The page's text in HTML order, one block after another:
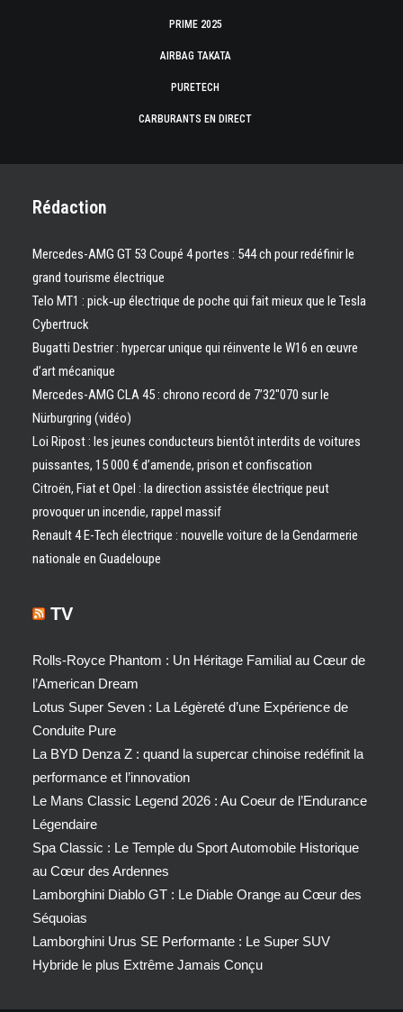
PRIME 2025
AIRBAG TAKATA
PURETECH
CARBURANTS EN DIRECT
Rédaction
Mercedes-AMG GT 53 Coupé 4 portes : 544 ch pour redéfinir le
grand tourisme électrique
Telo MT1 : pick‑up électrique de poche qui fait mieux que le Tesla
Cybertruck
Bugatti Destrier : hypercar unique qui réinvente le W16 en œuvre
d’art mécanique
Mercedes-AMG CLA 45 : chrono record de 7’32″070 sur le
Nürburgring (vidéo)
Loi Ripost : les jeunes conducteurs bientôt interdits de voitures
puissantes, 15 000 € d’amende, prison et confiscation
Citroën, Fiat et Opel : la direction assistée électrique peut
provoquer un incendie, rappel massif
Renault 4 E-Tech électrique : nouvelle voiture de la Gendarmerie
nationale en Guadeloupe
TV
Rolls-Royce Phantom : Un Héritage Familial au Cœur de
l’American Dream
Lotus Super Seven : La Légèreté d’une Expérience de
Conduite Pure
La BYD Denza Z : quand la supercar chinoise redéfinit la
performance et l’innovation
Le Mans Classic Legend 2026 : Au Coeur de l’Endurance
Légendaire
Spa Classic : Le Temple du Sport Automobile Historique
au Cœur des Ardennes
Lamborghini Diablo GT : Le Diable Orange au Cœur des
Séquoias
Lamborghini Urus SE Performante : Le Super SUV
Hybride le plus Extrême Jamais Conçu